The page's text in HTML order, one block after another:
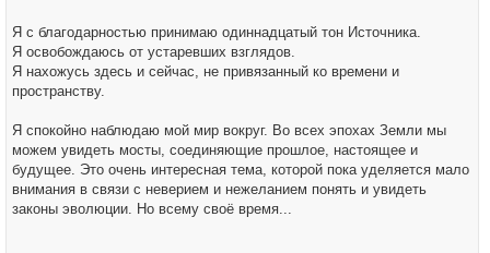
Я с благодарностью принимаю одиннадцатый тон Источника.
Я освобождаюсь от устаревших взглядов.
Я нахожусь здесь и сейчас, не привязанный ко времени и
пространству.
Я спокойно наблюдаю мой мир вокруг. Во всех эпохах Земли мы
можем увидеть мосты, соединяющие прошлое, настоящее и
будущее. Это очень интересная тема, которой пока уделяется мало
внимания в связи с неверием и нежеланием понять и увидеть
законы эволюции. Но всему своё время...